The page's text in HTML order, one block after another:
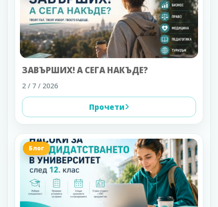
ЗАВЪРШИХ! А СЕГА НАКЪДЕ?
2 / 7 / 2026
Прочети
Блог